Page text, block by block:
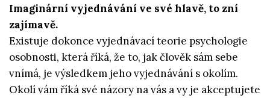
Imaginární vyjednávání ve své hlavě, to zní
zajímavě.
Existuje dokonce vyjednávací teorie psychologie
osobnosti, která říká, že to, jak člověk sám sebe
vnímá, je výsledkem jeho vyjednávání s okolím.
Okolí vám říká své názory na vás a vy je akceptujete